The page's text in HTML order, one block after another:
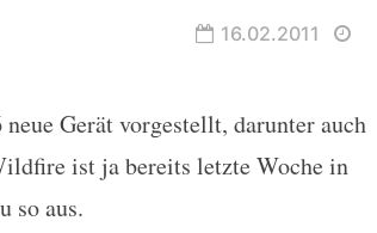
16.02.2011
Gerät vorgestellt, darunter auch
ist ja bereits letzte Woche in
so aus.